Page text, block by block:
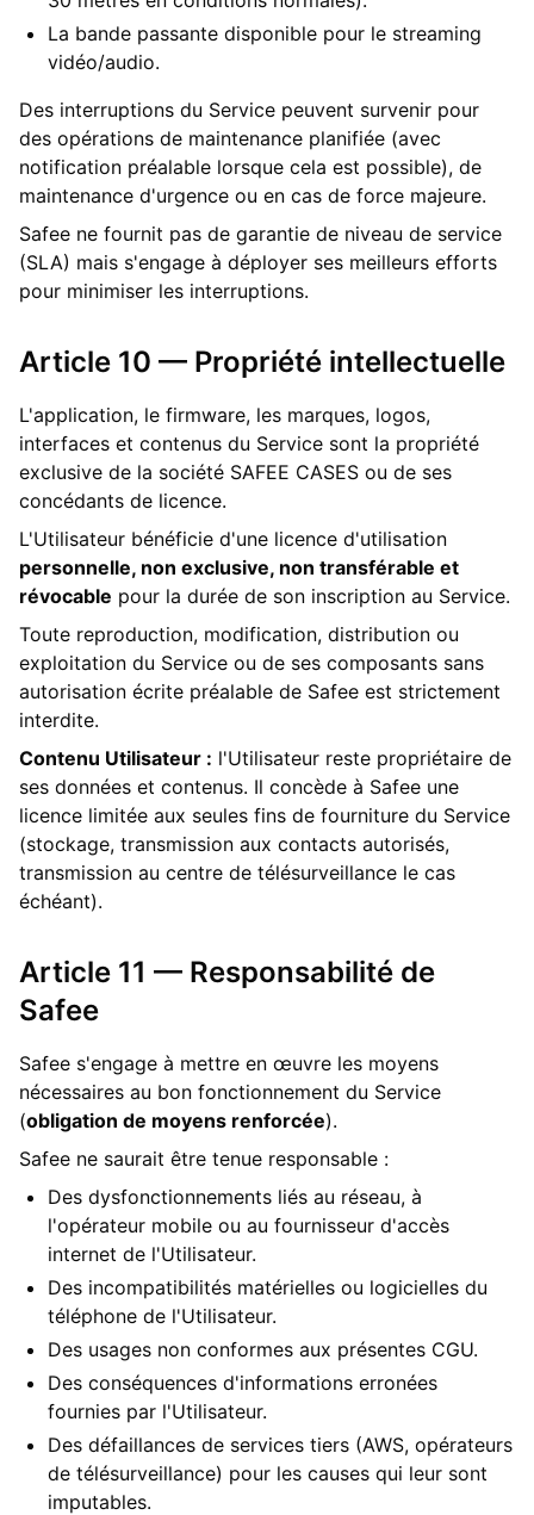
La bande passante disponible pour le streaming
vidéo/audio.
Des interruptions du Service peuvent survenir pour
des opérations de maintenance planifiée (avec
notification préalable lorsque cela est possible), de
maintenance d'urgence ou en cas de force majeure.
Safee ne fournit pas de garantie de niveau de service
(SLA) mais s'engage à déployer ses meilleurs efforts
pour minimiser les interruptions.
Article 10 — Propriété intellectuelle
L'application, le firmware, les marques, logos,
interfaces et contenus du Service sont la propriété
exclusive de la société SAFEE CASES ou de ses
concédants de licence.
L'Utilisateur bénéficie d'une licence d'utilisation
personnelle, non exclusive, non transférable et
révocable pour la durée de son inscription au Service.
Toute reproduction, modification, distribution ou
exploitation du Service ou de ses composants sans
autorisation écrite préalable de Safee est strictement
interdite.
Contenu Utilisateur : l'Utilisateur reste propriétaire de
ses données et contenus. Il concède à Safee une
licence limitée aux seules fins de fourniture du Service
(stockage, transmission aux contacts autorisés,
transmission au centre de télésurveillance le cas
échéant).
Article 11 — Responsabilité de
Safee
Safee s'engage à mettre en œuvre les moyens
nécessaires au bon fonctionnement du Service
(obligation de moyens renforcée).
Safee ne saurait être tenue responsable :
Des dysfonctionnements liés au réseau, à
l'opérateur mobile ou au fournisseur d'accès
internet de l'Utilisateur.
Des incompatibilités matérielles ou logicielles du
téléphone de l'Utilisateur.
Des usages non conformes aux présentes CGU.
Des conséquences d'informations erronées
fournies par l'Utilisateur.
Des défaillances de services tiers (AWS, opérateurs
de télésurveillance) pour les causes qui leur sont
imputables.